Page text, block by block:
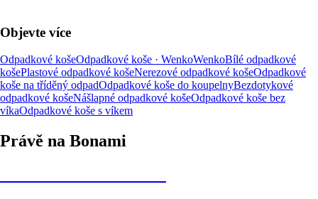
Objevte více
Odpadkové košeOdpadkové koše · WenkoWenkoBílé odpadkové
košePlastové odpadkové košeNerezové odpadkové košeOdpadkové
koše na tříděný odpadOdpadkové koše do koupelnyBezdotykové
odpadkové košeNášlapné odpadkové košeOdpadkové koše bez
víkaOdpadkové koše s víkem
Právě na Bonami